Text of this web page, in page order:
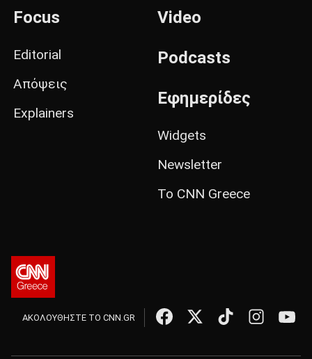
Focus
Editorial
Απόψεις
Explainers
Video
Podcasts
Εφημερίδες
Widgets
Newsletter
Το CNN Greece
ΑΚΟΛΟΥΘΗΣΤΕ ΤΟ CNN.GR